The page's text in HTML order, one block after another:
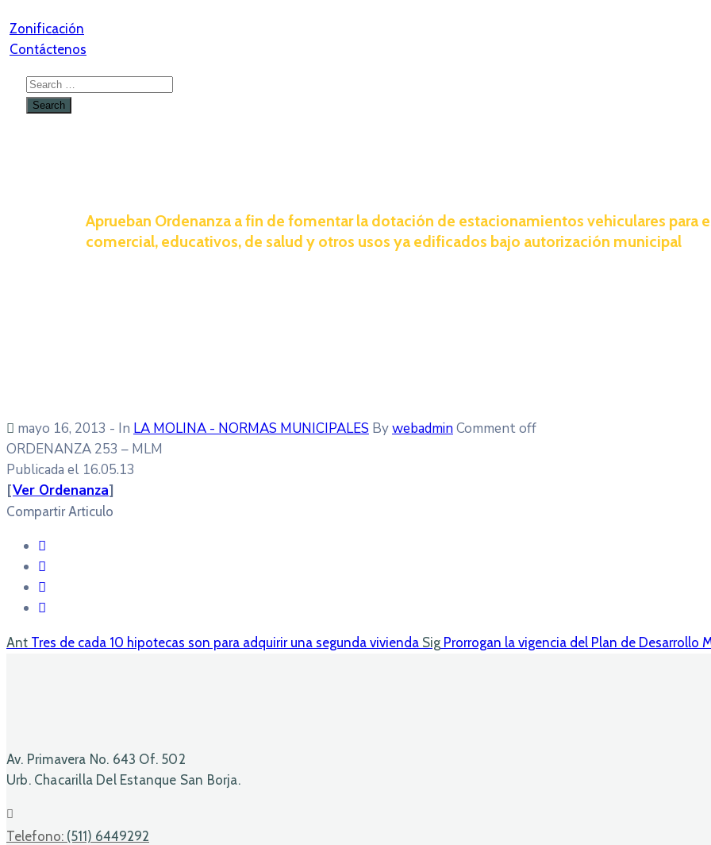
Zonificación
Contáctenos
Aprueban Ordenanza a fin de fomentar la dotación de estacionamientos vehiculares
comercial, educativos, de salud y otros usos ya edificados bajo autorización municipal
mayo 16, 2013 - In LA MOLINA - NORMAS MUNICIPALES BywebadminComment off
ORDENANZA 253 – MLM
Publicada el 16.05.13
[Ver Ordenanza]
Compartir Articulo
Ant Tres de cada 10 hipotecas son para adquirir una segunda vivienda Sig Prorrogan la vigencia del Plan de
Av. Primavera No. 643 Of. 502
Urb. Chacarilla Del Estanque San Borja.
Telefono: (511) 6449292